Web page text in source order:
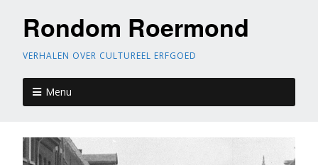
Rondom Roermond
VERHALEN OVER CULTUREEL ERFGOED
Menu